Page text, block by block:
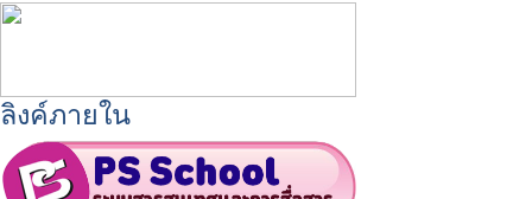
ลิงค์ภายใน